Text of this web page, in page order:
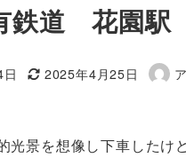
鉄道 花園駅
更新日
2025年4月25日
著
光景を想像し下車したけ